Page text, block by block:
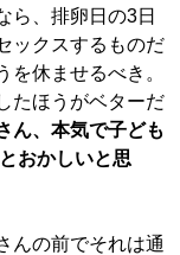
ら、排卵日の3日
ックスするものだ
を休ませるべき。
たほうがベターだ
ん、本気で子ども
おかしいと思
んの前でそれは通